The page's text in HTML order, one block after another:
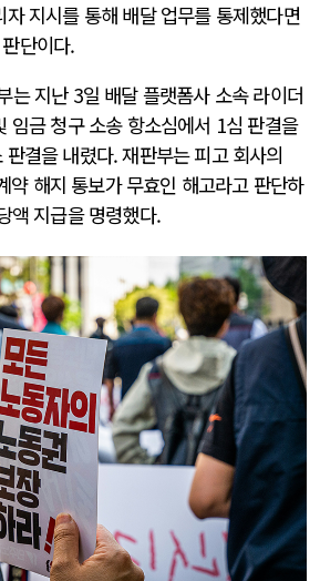
지시를 통해 배달 업무를 통제했다면
단이다.
는 지난 3일 배달 플랫폼사 소속 라이더
임금 청구 소송 항소심에서 1심 판결을
결을 내렸다. 재판부는 피고 회사의
해지 통보가 무효인 해고라고 판단하
액 지급을 명령했다.